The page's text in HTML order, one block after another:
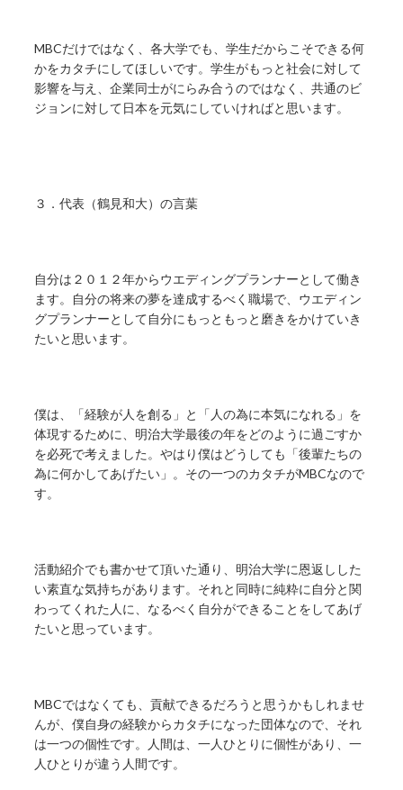
MBCだけではなく、各大学でも、学生だからこそできる何
かをカタチにしてほしいです。学生がもっと社会に対して
影響を与え、企業同士がにらみ合うのではなく、共通のビ
ジョンに対して日本を元気にしていければと思います。
３．代表（鶴見和大）の言葉
自分は２０１２年からウエディングプランナーとして働き
ます。自分の将来の夢を達成するべく職場で、ウエディン
グプランナーとして自分にもっともっと磨きをかけていき
たいと思います。
僕は、「経験が人を創る」と「人の為に本気になれる」を
体現するために、明治大学最後の年をどのように過ごすか
を必死で考えました。やはり僕はどうしても「後輩たちの
為に何かしてあげたい」。その一つのカタチがMBCなので
す。
活動紹介でも書かせて頂いた通り、明治大学に恩返しした
い素直な気持ちがあります。それと同時に純粋に自分と関
わってくれた人に、なるべく自分ができることをしてあげ
たいと思っています。
MBCではなくても、貢献できるだろうと思うかもしれませ
んが、僕自身の経験からカタチになった団体なので、それ
は一つの個性です。人間は、一人ひとりに個性があり、一
人ひとりが違う人間です。